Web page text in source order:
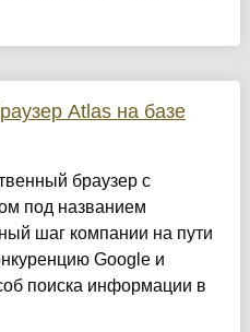
Atlas на базе
браузер с
под названием
шаг компании на пути
Google и
поиска информации в